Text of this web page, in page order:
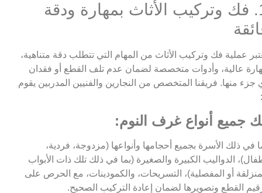
1. فك وتركيب الأثاث بمهارة ودقة
عملية فك وتركيب الأثاث من المهام التي تتطلب دقة متناهية،
عالية، وأدوات متخصصة لضمان عدم تلف القطع أو فقدان
جزء منها. فريقنا المتخصص من النجارين والفنيين المدربين يقوم
جميع أنواع غرف النوم:
في ذلك الأسرة بجميع أحجامها وأنواعها (مزدوجة، فردية،
الدواليب الكبيرة والصغيرة (بما في ذلك تلك ذات الأبواب
أو المفصلية)، التسريحات، والكمودينات، مع الحرص على
القطع وتصويرها لضمان إعادة التركيب الصحيح.